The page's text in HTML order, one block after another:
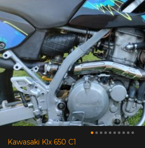
Kawasaki Klx 650 C1